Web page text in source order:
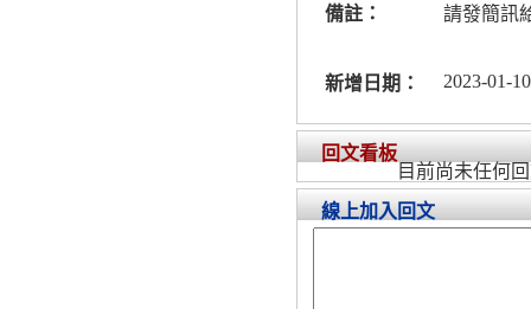
備註：
請發簡訊
新增日期： 2023-01-
回文看板
目前尚未任何
線上加入回文